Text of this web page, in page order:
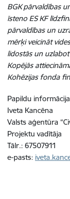
BGK pārvaldības
īsteno ES KF
pārvaldības un
mērķi veicināt
lidostās un
Kopējās
Kohēzijas fonda
Papildu
Iveta Kancēna
Valsts aģentūra
Projektu vadītāja
Tālr.: 67507911
e-pasts: